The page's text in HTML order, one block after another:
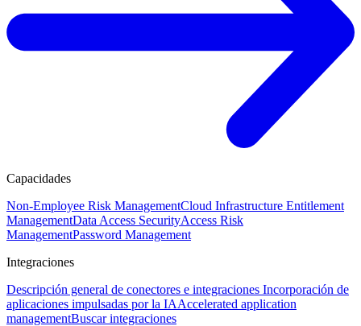
Capacidades
Non-Employee Risk ManagementCloud Infrastructure Entitlement
ManagementData Access SecurityAccess Risk
ManagementPassword Management
Integraciones
Descripción general de conectores e integraciones Incorporación de
aplicaciones impulsadas por la IAAccelerated application
managementBuscar integraciones